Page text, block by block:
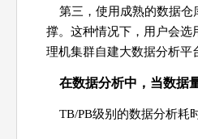
第三，使用成熟的数据
撑。这种情况下，用户会选
理机集群自建大数据分析平
在数据分析中，当数据
TB/PB级别的数据分析耗